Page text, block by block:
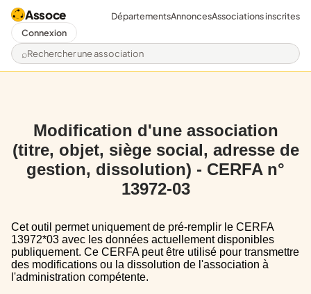
Assoce
Rechercher une association
DépartementsAnnoncesAssociations inscrites
Connexion
Modification d'une association
(titre, objet, siège social, adresse de
gestion, dissolution) - CERFA n°
13972-03
Cet outil permet uniquement de pré-remplir le CERFA
13972*03 avec les données actuellement disponibles
publiquement. Ce CERFA peut être utilisé pour transmettre
des modifications ou la dissolution de l'association à
l'administration compétente.